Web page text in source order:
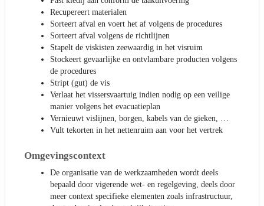
Recupereert materialen
Sorteert afval en voert het af volgens de procedures
Sorteert afval volgens de richtlijnen
Stapelt de viskisten zeewaardig in het visruim
Stockeert gevaarlijke en ontvlambare producten volgens
de procedures
Stript (gut) de vis
Verlaat het vissersvaartuig indien nodig op een veilige
manier volgens het evacuatieplan
Vernieuwt vislijnen, borgen, kabels van de gieken, …
Vult tekorten in het nettenruim aan voor het vertrek
Omgevingscontext
De organisatie van de werkzaamheden wordt deels
bepaald door vigerende wet- en regelgeving, deels door
meer context specifieke elementen zoals infrastructuur,